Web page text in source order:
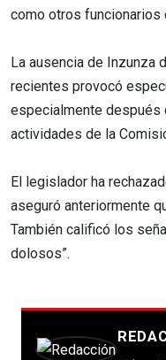
como otros funcionarios
La ausencia de Inzunza
recientes provocó
especialmente después
actividades de la
El legislador ha
aseguró anteriormente
También calificó los
dolosos”.